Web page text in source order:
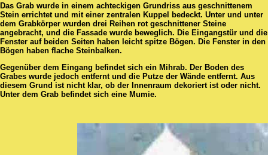
Das Grab wurde in einem achteckigen Grundriss aus geschnittenem
Stein errichtet und mit einer zentralen Kuppel bedeckt. Unter und unter
dem Grabkörper wurden drei Reihen rot geschnittener Steine ​​
angebracht, und die Fassade wurde beweglich. Die Eingangstür und die
Fenster auf beiden Seiten haben leicht spitze Bögen. Die Fenster in den
Bögen haben flache Steinbalken.
Gegenüber dem Eingang befindet sich ein Mihrab. Der Boden des
Grabes wurde jedoch entfernt und die Putze der Wände entfernt. Aus
diesem Grund ist nicht klar, ob der Innenraum dekoriert ist oder nicht.
Unter dem Grab befindet sich eine Mumie.